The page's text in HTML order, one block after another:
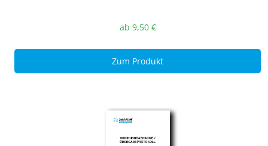
ab 9,50 €
Zum Produkt